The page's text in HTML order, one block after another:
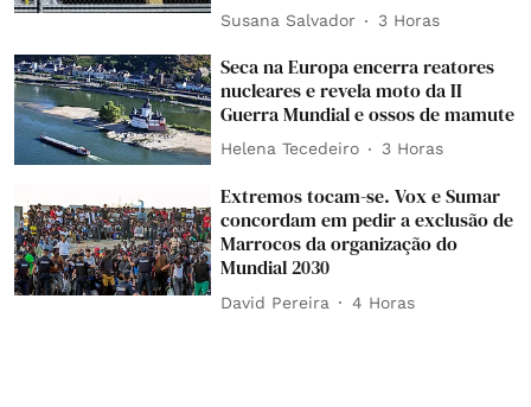
Susana Salvador 3 Horas
Seca na Europa encerra reatores
nucleares e revela moto da II
Guerra Mundial e ossos de mamute
Helena Tecedeiro 3 Horas
Extremos tocam-se. Vox e Sumar
concordam em pedir a exclusão de
Marrocos da organização do
Mundial 2030
David Pereira 4 Horas